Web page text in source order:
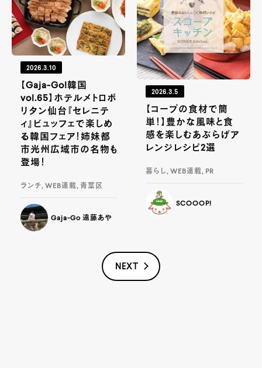
2026.3.10
【Gaja-Go!韓国
vol.65】ホテルメトロポ
リタン仙台『セレニテ
ィ』ビュッフェで楽しめ
る韓国フェア！姉妹都
市光州広域市の名物も
登場！
ランチ, WEB連載, 青葉区
Gaja-Go 遠藤あや
2026.3.5
【コープの食材で簡
単！】豊かな風味と食
感を楽しむあぶらげア
レンジレシピ2選
暮らし, WEB連載, PR
SCOOOP!
NEXT